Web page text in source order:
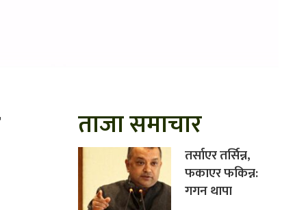
ताजा समाचार
तर्साएर तर्सिन्न,
फकाएर फकिन्न:
गगन थापा